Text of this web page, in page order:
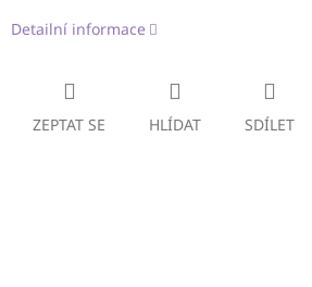
Detailní informace
ZEPTAT SE HLÍDAT SDÍLET